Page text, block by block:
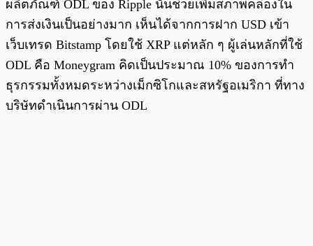
ผลิตภัณฑ์ ODL ของ Ripple นั้นช่วยเพิ่มสภาพคล่องใน
การส่งเงินเป็นอย่างมาก เห็นได้จากการฝาก USD เข้า
เว็บเทรด Bitstamp โดยใช้ XRP แต่หลัก ๆ ผู้เล่นหลักที่ใช้
ODL คือ Moneygram คิดเป็นประมาณ 10% ของการทำ
ธุรกรรมทั้งหมดระหว่างเม็กซิโกและสหรัฐอเมริกา ที่ทาง
บริษัทดำเนินการผ่าน ODL